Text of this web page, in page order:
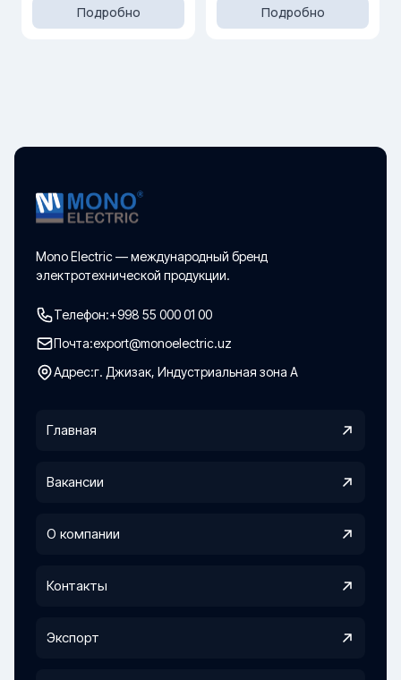
Подробно Подробно
Mono Electric — международный бренд
электротехнической продукции.
Телефон:+998 55 000 01 00
Почта:export@monoelectric.uz
Адрес:г. Джизак, Индустриальная зона А
Главная
Вакансии
О компании
Контакты
Экспорт